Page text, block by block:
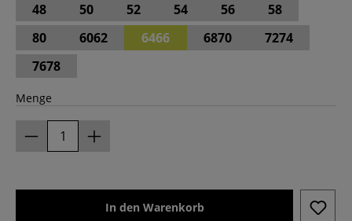
48 50 52 54 56
58
80
6062 6466 6870
7274
7678
Menge
In den Warenkorb